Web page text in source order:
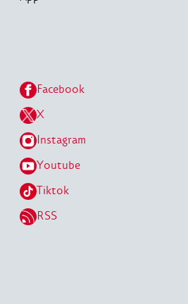
Facebook
X
Instagram
Youtube
Tiktok
RSS